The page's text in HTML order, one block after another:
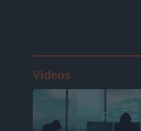
Videos